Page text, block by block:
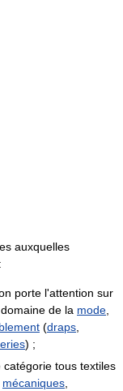
auxquelles
porte l'attention sur
de la mode
(draps
) ;
tous textiles
mécaniques